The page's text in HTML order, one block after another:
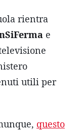
rientra
e
utili per
questo